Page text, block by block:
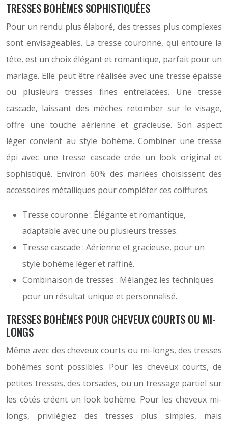
TRESSES BOHÈMES SOPHISTIQUÉES
Pour un rendu plus élaboré, des tresses plus complexes
sont envisageables. La tresse couronne, qui entoure la
tête, est un choix élégant et romantique, parfait pour un
mariage. Elle peut être réalisée avec une tresse épaisse
ou plusieurs tresses fines entrelacées. Une tresse
cascade, laissant des mèches retomber sur le visage,
offre une touche aérienne et gracieuse. Son aspect
léger convient au style bohème. Combiner une tresse
épi avec une tresse cascade crée un look original et
sophistiqué. Environ 60% des mariées choisissent des
accessoires métalliques pour compléter ces coiffures.
Tresse couronne : Élégante et romantique,
adaptable avec une ou plusieurs tresses.
Tresse cascade : Aérienne et gracieuse, pour un
style bohème léger et raffiné.
Combinaison de tresses : Mélangez les techniques
pour un résultat unique et personnalisé.
TRESSES BOHÈMES POUR CHEVEUX COURTS OU MI-
LONGS
Même avec des cheveux courts ou mi-longs, des tresses
bohèmes sont possibles. Pour les cheveux courts, de
petites tresses, des torsades, ou un tressage partiel sur
les côtés créent un look bohème. Pour les cheveux mi-
longs, privilégiez des tresses plus simples, mais